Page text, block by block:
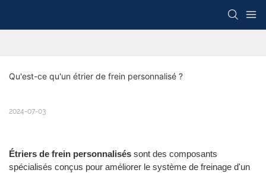
Qu'est-ce qu'un étrier de frein personnalisé ?
2024-07-03
Étriers de frein personnalisés sont des composants
spécialisés conçus pour améliorer le système de freinage d'un